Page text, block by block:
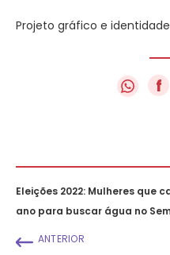
Projeto gráfico e
f
Eleições 2022: Mulheres que
ano para buscar água no
ANTERIOR